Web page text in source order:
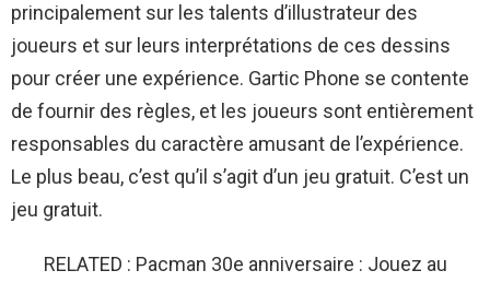
principalement sur les talents d’illustrateur des
joueurs et sur leurs interprétations de ces dessins
pour créer une expérience. Gartic Phone se contente
de fournir des règles, et les joueurs sont entièrement
responsables du caractère amusant de l’expérience.
Le plus beau, c’est qu’il s’agit d’un jeu gratuit. C’est un
jeu gratuit.
RELATED : Pacman 30e anniversaire : Jouez au